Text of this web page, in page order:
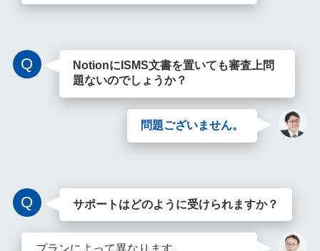
Q
NotionにISMS文書を置いても審査上問
題ないのでしょうか？
問題ございません。
Q サポートはどのように受けられますか？